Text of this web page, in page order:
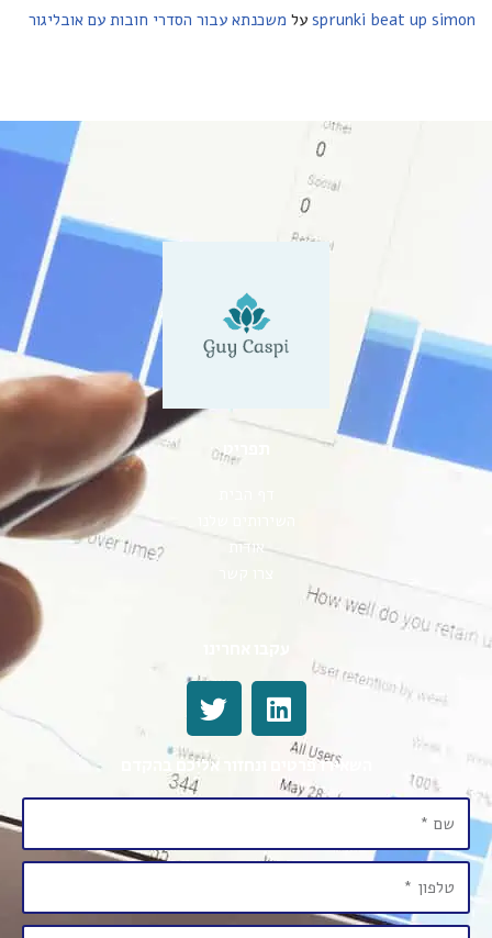
sprunki beat up simon על משכנתא עבור הסדרי חובות עם אובליגור
תפריט
אודות
השאירו פרטים ונחזור אליכם בהקדם